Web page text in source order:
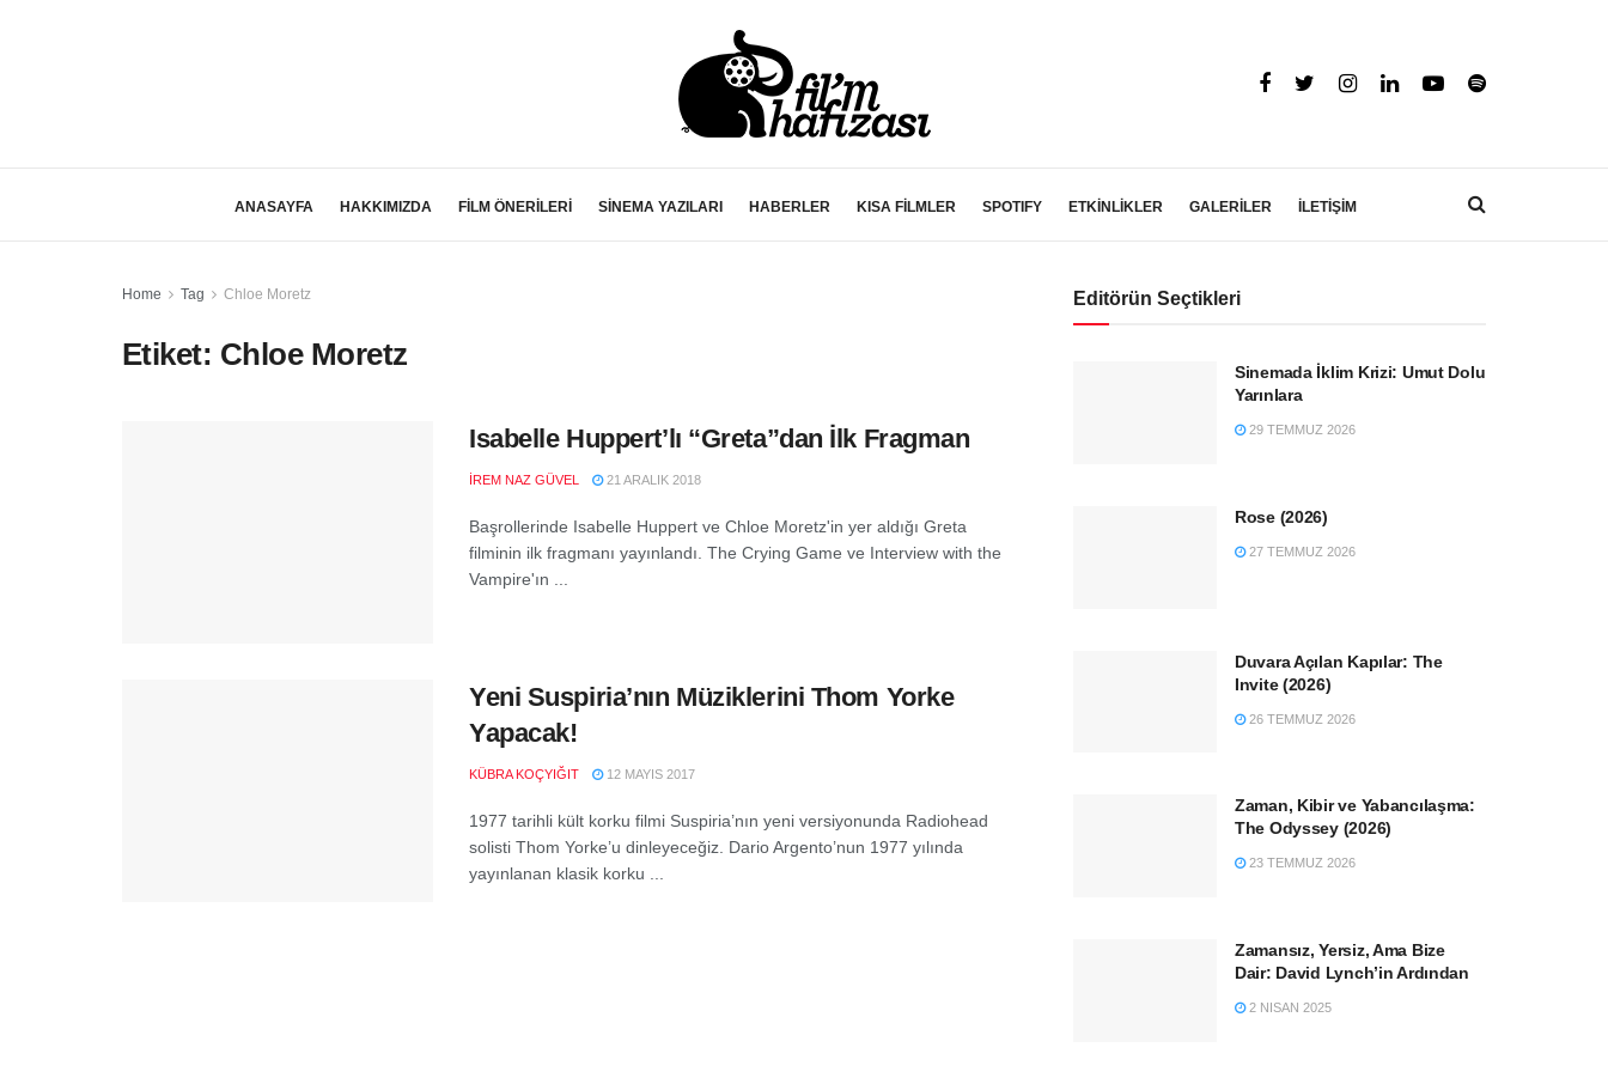
ANASAYFA HAKKIMIZDA FİLM ÖNERİLERİ SİNEMA YAZILARI HABERLER KISA FİLMLER SPOTIFY ETKİNLİKLER GALERİLER İLETİŞİM
Home Tag Chloe Moretz
Etiket: Chloe Moretz
Isabelle Huppert’lı “Greta”dan İlk Fragman
İREM NAZ GÜVEL 21 ARALIK 2018
Başrollerinde Isabelle Huppert ve Chloe Moretz'in yer aldığı Greta
filminin ilk fragmanı yayınlandı. The Crying Game ve Interview with the
Vampire'ın ...
Yeni Suspiria’nın Müziklerini Thom Yorke
Yapacak!
KÜBRA KOÇYIĞIT 12 MAYIS 2017
1977 tarihli kült korku filmi Suspiria’nın yeni versiyonunda Radiohead
solisti Thom Yorke’u dinleyeceğiz. Dario Argento’nun 1977 yılında
yayınlanan klasik korku ...
Editörün Seçtikleri
Sinemada İklim Krizi: Umut Dolu
Yarınlara
29 TEMMUZ 2026
Rose (2026)
27 TEMMUZ 2026
Duvara Açılan Kapılar: The
Invite (2026)
26 TEMMUZ 2026
Zaman, Kibir ve Yabancılaşma:
The Odyssey (2026)
23 TEMMUZ 2026
Zamansız, Yersiz, Ama Bize
Dair: David Lynch’in Ardından
2 NISAN 2025